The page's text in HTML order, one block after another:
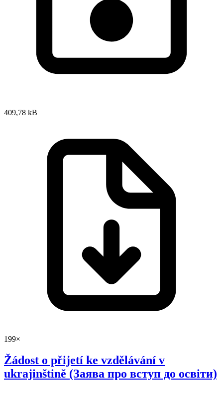
409,78 kB
199×
Žádost o přijetí ke vzdělávání v
ukrajinštině (Заява про вступ до освіти)